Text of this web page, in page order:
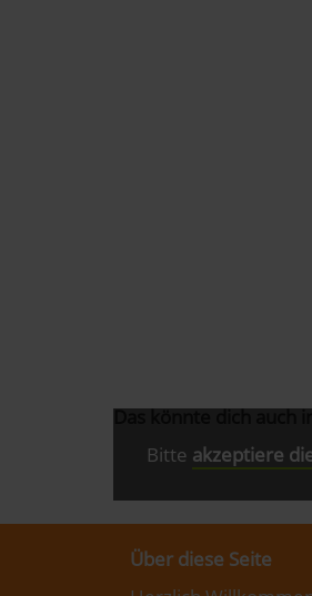
Das könnte dich auch
Bitte akzeptiere
Über diese Seite